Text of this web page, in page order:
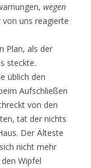
wegen
von uns reagierte
Plan, als der
steckte.
üblich den
Aufschließen
von den
tat der nichts
Der Älteste
nicht mehr
Wipfel